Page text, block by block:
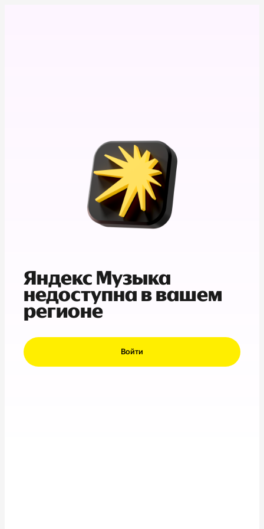
Яндекс Музыка
недоступна в вашем
регионе
Войти